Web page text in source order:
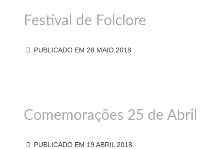
Festival de Folclore
PUBLICADO EM 28 MAIO 2018
Comemorações 25 de Abril
PUBLICADO EM 19 ABRIL 2018